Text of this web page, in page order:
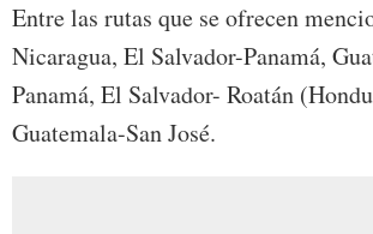
Entre las rutas que se ofrecen
Nicaragua, El Salvador-Panamá,
Panamá, El Salvador- Roatán
Guatemala-San José.